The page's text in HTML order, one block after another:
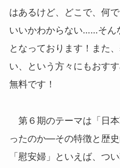
はあるけど、どこで、何
いいかわからない……そん
となっております！また
い、という方々にもおす
無料です！
第６期のテーマは「日
ったのか―その特徴と歴
「慰安婦」といえば、つ